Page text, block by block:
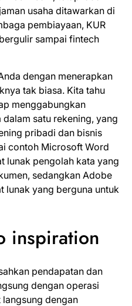
usaha ditawarkan di
pembiayaan, KUR
sampai fintech
dengan menerapkan
tak biasa. Kita tahu
menggabungkan
satu rekening, yang
pribadi dan bisnis
contoh Microsoft Word
lunak pengolah kata yang
sedangkan Adobe
lunak yang berguna untuk
inspiration
pendapatan dan
dengan operasi
dengan